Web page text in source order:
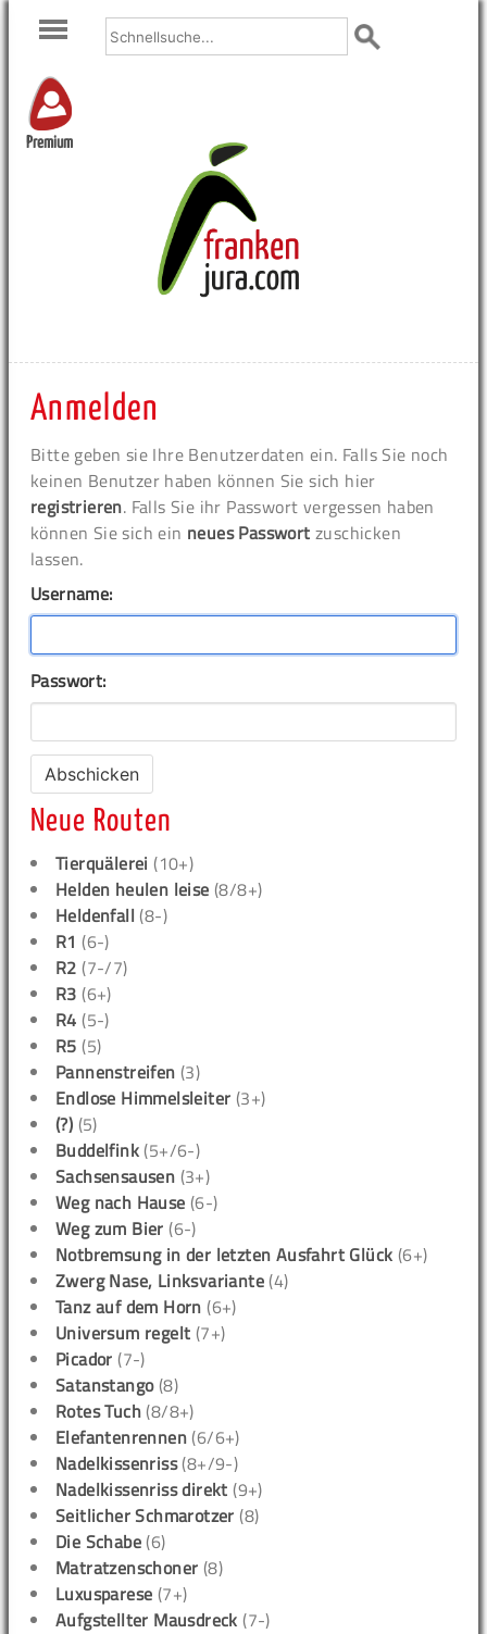
Premium
Anmelden
Bitte geben sie Ihre Benutzerdaten ein. Falls Sie noch
keinen Benutzer haben können Sie sich hier
registrieren. Falls Sie ihr Passwort vergessen haben
können Sie sich ein neues Passwort zuschicken
lassen.
Username:
Passwort:
Neue Routen
Tierquälerei (10+)
Helden heulen leise (8/8+)
Heldenfall (8-)
R1 (6-)
R2 (7-/7)
R3 (6+)
R4 (5-)
R5 (5)
Pannenstreifen (3)
Endlose Himmelsleiter (3+)
(?) (5)
Buddelfink (5+/6-)
Sachsensausen (3+)
Weg nach Hause (6-)
Weg zum Bier (6-)
Notbremsung in der letzten Ausfahrt Glück (6+)
Zwerg Nase, Linksvariante (4)
Tanz auf dem Horn (6+)
Universum regelt (7+)
Picador (7-)
Satanstango(8)
Rotes Tuch (8/8+)
Elefantenrennen (6/6+)
Nadelkissenriss(8+/9-)
Nadelkissenriss direkt (9+)
Seitlicher Schmarotzer (8)
Die Schabe (6)
Matratzenschoner (8)
Luxusparese (7+)
Aufgstellter Mausdreck (7-)